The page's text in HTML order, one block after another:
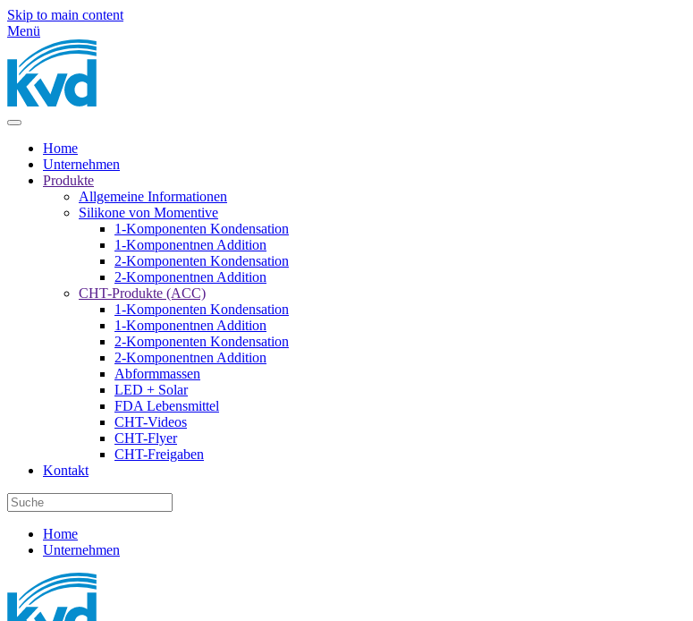
Skip to main content
Menü
Home
Unternehmen
Produkte
Allgemeine Informationen
Silikone von Momentive
1-Komponenten Kondensation
1-Komponentnen Addition
2-Komponenten Kondensation
2-Komponentnen Addition
CHT-Produkte (ACC)
1-Komponenten Kondensation
1-Komponentnen Addition
2-Komponenten Kondensation
2-Komponentnen Addition
Abformmassen
LED + Solar
FDA Lebensmittel
CHT-Videos
CHT-Flyer
CHT-Freigaben
Kontakt
Home
Unternehmen